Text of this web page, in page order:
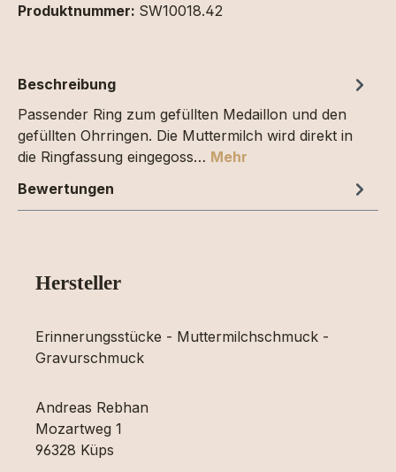
Produktnummer: SW10018.42
Beschreibung
Passender Ring zum gefüllten Medaillon und den
gefüllten Ohrringen. Die Muttermilch wird direkt in
die Ringfassung eingegoss… Mehr
Bewertungen
Hersteller
Erinnerungsstücke - Muttermilchschmuck -
Gravurschmuck
Andreas Rebhan
Mozartweg 1
96328 Küps